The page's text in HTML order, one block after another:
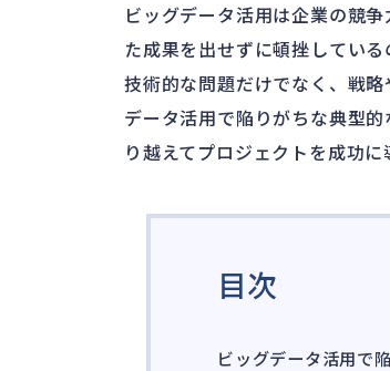
ビッグデータ活用は企業の競
た成果を出せずに頓挫してい
技術的な問題だけでなく、戦
データ活用で陥りがちな典型
り越えてプロジェクトを成功に
目次
ビッグデータ活用で